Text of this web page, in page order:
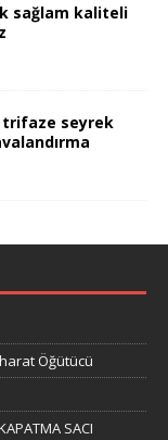
sağlam kaliteli
seyrek
Öğütücü
SACI